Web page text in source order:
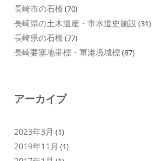
長崎市の石橋 (70)
長崎県の土木遺産・市水道史施設 (31)
長崎県の石橋 (77)
長崎要塞地帯標・軍港境域標(87)
アーカイブ
2023年3月 (1)
2019年11月 (1)